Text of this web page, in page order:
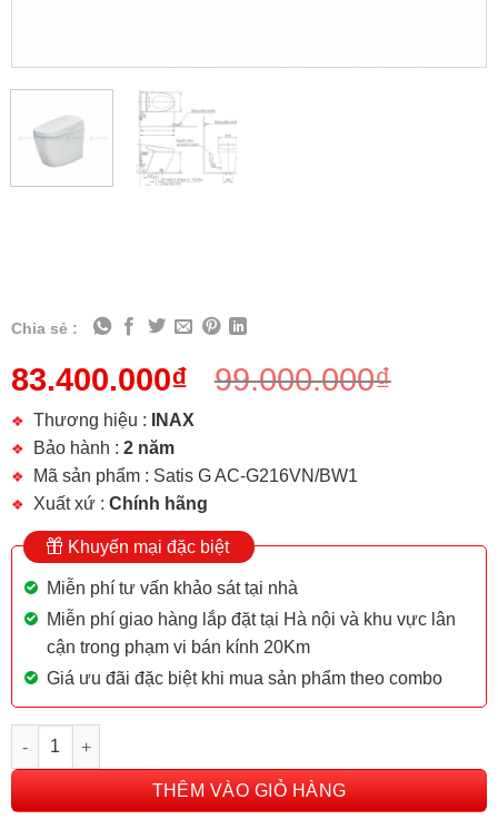
Chia sẻ :
83.400.000₫ 99.000.000₫
Thương hiệu :
INAX
Bảo hành : 2 năm
Mã sản phẩm : Satis G AC-G216VN/BW1
Xuất xứ : Chính hãng
Khuyến mại đặc biệt
Miễn phí tư vấn khảo sát tại nhà
Miễn phí giao hàng lắp đặt tại Hà nội và khu vực lân
cận trong phạm vi bán kính 20Km
Giá ưu đãi đặc biệt khi mua sản phẩm theo combo
Bồn cầu điện tử Satis GAC-G216VN/BW1 số lượng
THÊM VÀO GIỎ HÀNG